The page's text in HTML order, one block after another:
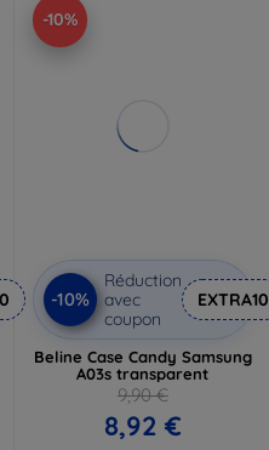
-10%
-10%
Réduction
avec
coupon
EXTRA10
Beline Case Candy Samsung
A03s transparent
9,90 €
8,92 €